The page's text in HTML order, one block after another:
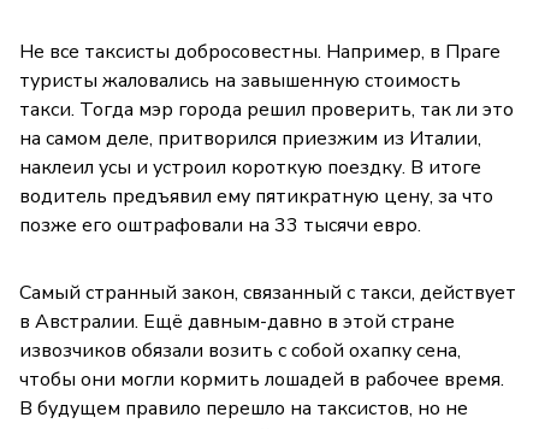
Не все таксисты добросовестны. Например, в Праге
туристы жаловались на завышенную стоимость
такси. Тогда мэр города решил проверить, так ли это
на самом деле, притворился приезжим из Италии,
наклеил усы и устроил короткую поездку. В итоге
водитель предъявил ему пятикратную цену, за что
позже его оштрафовали на 33 тысячи евро.
Самый странный закон, связанный с такси, действует
в Австралии. Ещё давным-давно в этой стране
извозчиков обязали возить с собой охапку сена,
чтобы они могли кормить лошадей в рабочее время.
В будущем правило перешло на таксистов, но не